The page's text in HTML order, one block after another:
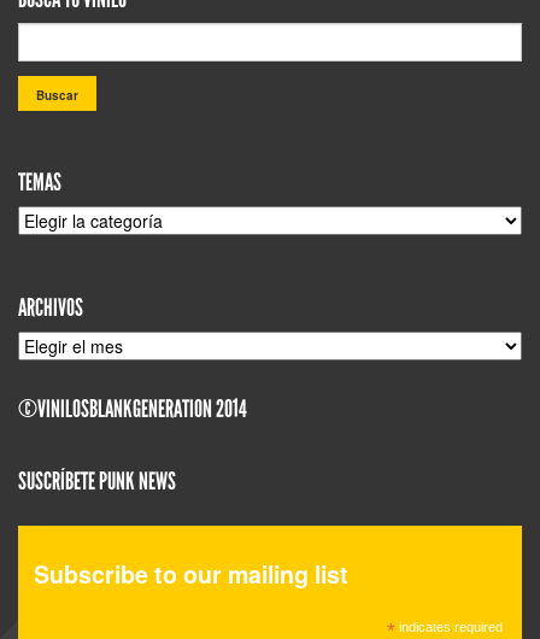
TEMAS
TEMAS
ARCHIVOS
ARCHIVOS
©VINILOSBLANKGENERATION 2014
SUSCRÍBETE PUNK NEWS
Subscribe to our mailing list
* indicates required